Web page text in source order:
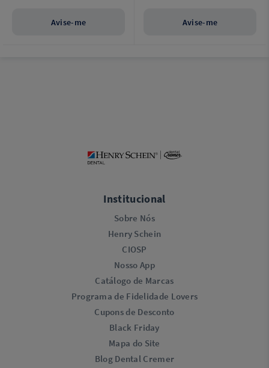
Avise-me Avise-me
Institucional
Sobre Nós
Henry Schein
CIOSP
Nosso App
Catálogo de Marcas
Programa de Fidelidade Lovers​
Cupons de Desconto
Black Friday
Mapa do Site
Blog Dental Cremer